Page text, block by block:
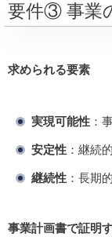
要件③ 事業
求められる要素
実現可能性 ：
安定性 ：継続
継続性 ：長期
事業計画書で証明